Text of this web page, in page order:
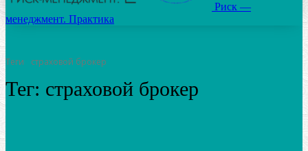
Риск —
менеджмент. Практика
Теги страховой брокер
Тег: страховой брокер